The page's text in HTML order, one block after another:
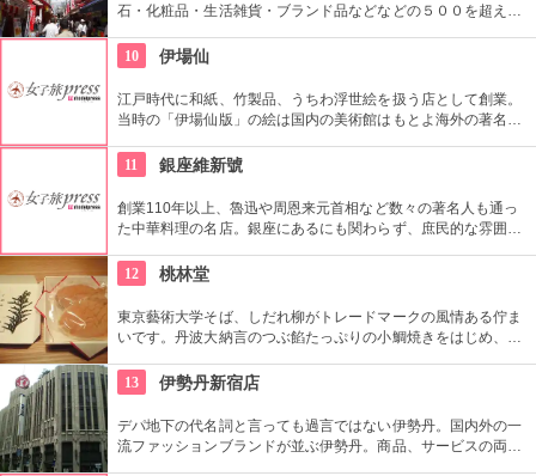
石・化粧品・生活雑貨・ブランド品などなどの５００を超える
叩き売りがある。
10 伊場仙
江戸時代に和紙、竹製品、うちわ浮世絵を扱う店として創業。
当時の「伊場仙版」の絵は国内の美術館はもとよ海外の著名美
などを取り扱っている。
11 銀座維新號
創業110年以上、魯迅や周恩来元首相など数々の著名人も通っ
た中華料理の名店。銀座にあるにも関わらず、庶民的な雰囲気
を得ています。
12 桃林堂
東京藝術大学そば、しだれ柳がトレードマークの風情ある佇ま
いです。丹波大納言のつぶ餡たっぷりの小鯛焼きをはじめ、水
ます。お抹茶をいただきながら店内でも。
13 伊勢丹新宿店
デパ地下の代名詞と言っても過言ではない伊勢丹。国内外の一
流ファッションブランドが並ぶ伊勢丹。商品、サービスの両面